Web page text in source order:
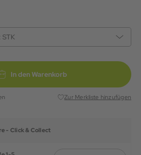
STK
In den Warenkorb
Zur Merkliste hinzufügen
- Click & Collect